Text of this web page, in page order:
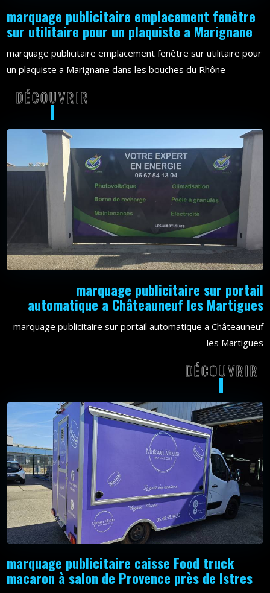
marquage publicitaire emplacement fenêtre
sur utilitaire pour un plaquiste a Marignane
marquage publicitaire emplacement fenêtre sur utilitaire pour
un plaquiste a Marignane dans les bouches du Rhône
DÉCOUVRIR
marquage publicitaire sur portail
automatique a Châteauneuf les Martigues
marquage publicitaire sur portail automatique a Châteauneuf
les Martigues
DÉCOUVRIR
marquage publicitaire caisse Food truck
macaron à salon de Provence près de Istres